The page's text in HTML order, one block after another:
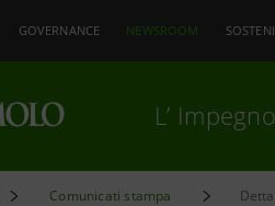
GOVERNANCE NEWSROOM
L’ Impegno
Comunicati stampa